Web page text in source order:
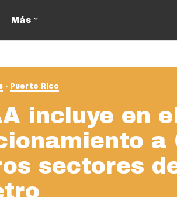
Más
Puerto Rico
incluye en el
a
sectores